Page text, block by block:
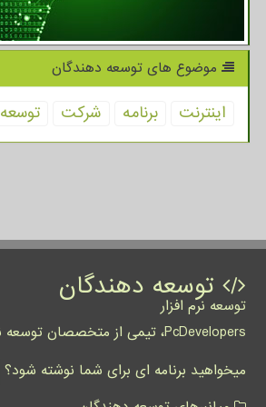
موضوع های توسعه دهندگان
اینترنت برنامه شركت توسعه
توسعه دهندگان
توسعه نرم افزار
PcDevelopers، تیمی از متخصصان توسعه نرم افزار که ایده های شما را به واقعیت تبدیل نموده و کسب و کار شما را متحول می کنند.
میخواهید برنامه ای برای شما نوشته شود؟